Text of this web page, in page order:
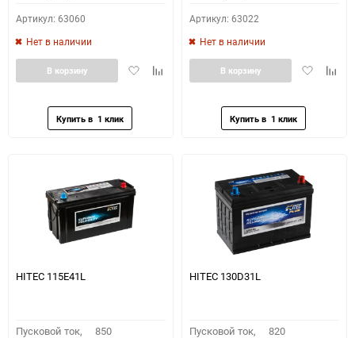
Артикул: 63060
Нет в наличии
ДобавитьДобавить
В корзину
Артикул: 63022
Нет в наличии
Добавить
В корзину
HITEC 115E41L
Пусковой ток, 850
HITEC 130D31L
Пусковой ток, 820